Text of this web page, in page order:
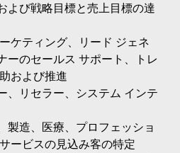
よび戦略目標と売上目標の達
ケティング、リード ジェネ
ーのセールス サポート、トレ
および推進
、リセラー、システム インテ
製造、医療、プロフェッショ
ービスの見込み客の特定